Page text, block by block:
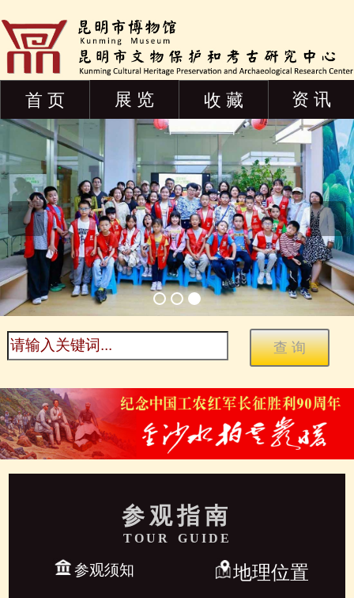
首 页 展 览 收 藏 资 讯
参观指南
TOUR GUIDE
参观须知 地理位置